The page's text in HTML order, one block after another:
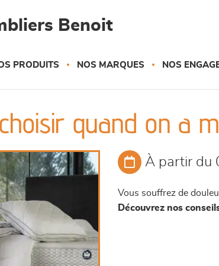
Benoit
PRODUITS NOS MARQUES NOS
quand on a
À partir du
Vous souffrez de
Découvrez nos